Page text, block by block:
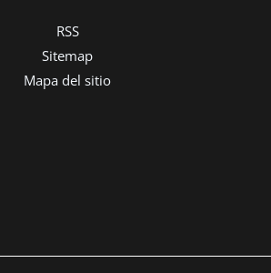
RSS
Sitemap
Mapa del sitio